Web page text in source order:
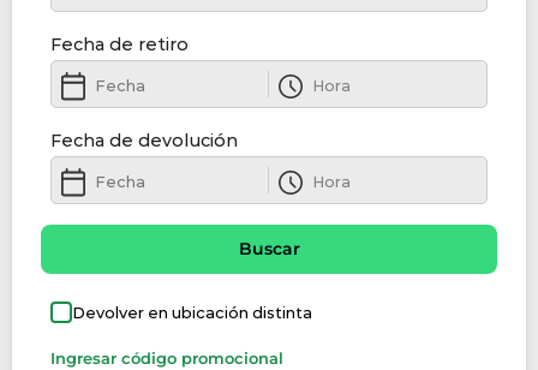
Fecha de retiro
Fecha de devolución
Buscar
Devolver en ubicación distinta
Ingresar código promocional